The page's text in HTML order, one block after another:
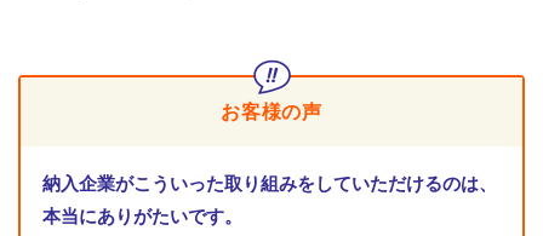
お客様の声
納入企業がこういった取り組みをしていただけるのは、
本当にありがたいです。